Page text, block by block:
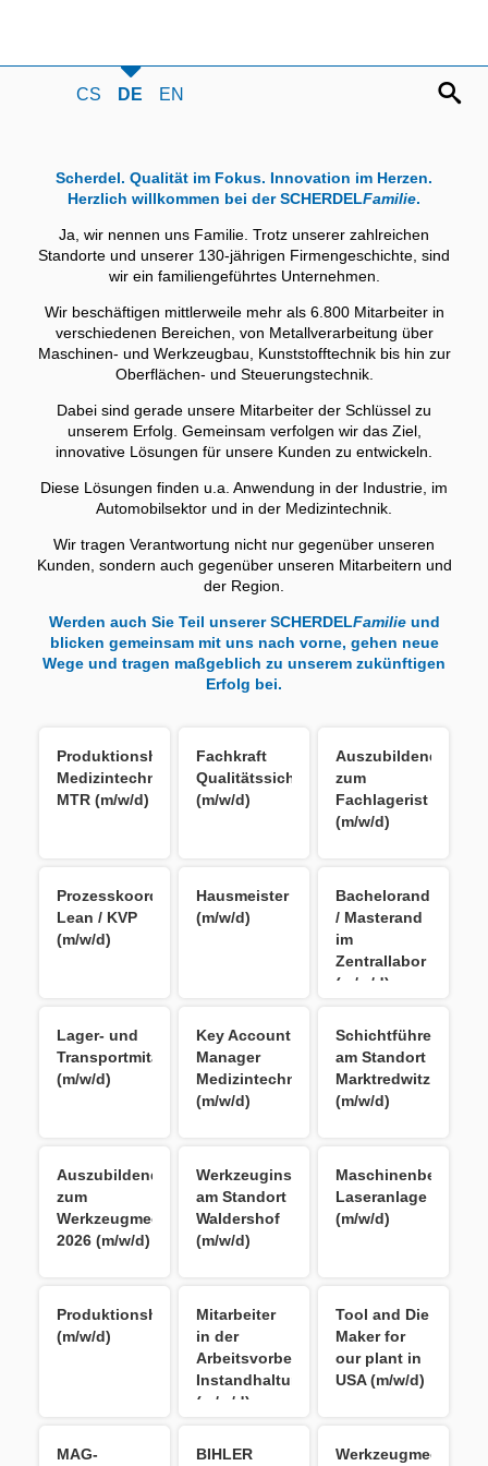
CS DE EN
Scherdel. Qualität im Fokus. Innovation im Herzen.
Herzlich willkommen bei der SCHERDELFamilie.
Ja, wir nennen uns Familie. Trotz unserer zahlreichen
Standorte und unserer 130-jährigen Firmengeschichte, sind
wir ein familiengeführtes Unternehmen.
Wir beschäftigen mittlerweile mehr als 6.800 Mitarbeiter in
verschiedenen Bereichen, von Metallverarbeitung über
Maschinen- und Werkzeugbau, Kunststofftechnik bis hin zur
Oberflächen- und Steuerungstechnik.
Dabei sind gerade unsere Mitarbeiter der Schlüssel zu
unserem Erfolg. Gemeinsam verfolgen wir das Ziel,
innovative Lösungen für unsere Kunden zu entwickeln.
Diese Lösungen finden u.a. Anwendung in der Industrie, im
Automobilsektor und in der Medizintechnik.
Wir tragen Verantwortung nicht nur gegenüber unseren
Kunden, sondern auch gegenüber unseren Mitarbeitern und
der Region.
Werden auch Sie Teil unserer SCHERDELFamilieund
blicken gemeinsam mit uns nach vorne, gehen neue
Wege und tragen maßgeblich zu unserem zukünftigen
Erfolg bei.
Produktionshelfer
Medizintechnik
MTR (m/w/d)
Fachkraft
Qualitätssicherung
(m/w/d)
Auszubildender
zum
Fachlagerist
(m/w/d)
Prozesskoordinator
Lean / KVP
(m/w/d)
Hausmeister
(m/w/d)
Bachelorand
/ Masterand
im
Zentrallabor
(m/w/d)
Lager- und
Transportmitarbeiter
(m/w/d)
Key Account
Manager
Medizintechnik
(m/w/d)
Schichtführer
am Standort
Marktredwitz
(m/w/d)
Auszubildender
zum
Werkzeugmechaniker
2026 (m/w/d)
Werkzeuginstandhalter
am Standort
Waldershof
(m/w/d)
Maschinenbediener
Laseranlage
(m/w/d)
Produktionshelfer
(m/w/d)
Mitarbeiter
in der
Arbeitsvorbereitung
Instandhaltung
(m/w/d)
Tool and Die
Maker for
our plant in
USA (m/w/d)
MAG- BIHLER